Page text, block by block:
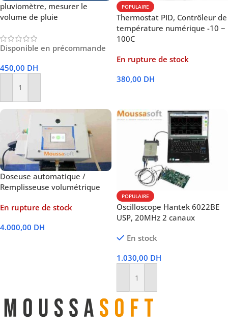
pluviomètre, mesurer le
volume de pluie
Disponible en précommande
450,00 DH
Ajouter Au Panier
POPULAIRE
Thermostat PID, Contrôleur de
température numérique -10 ~
100C
En rupture de stock
380,00 DH
Doseuse automatique /
Remplisseuse volumétrique
En rupture de stock
4.000,00 DH
POPULAIRE
Oscilloscope Hantek 6022BE
USP, 20MHz 2 canaux
En stock
1.030,00 DH
Ajouter Au Panier